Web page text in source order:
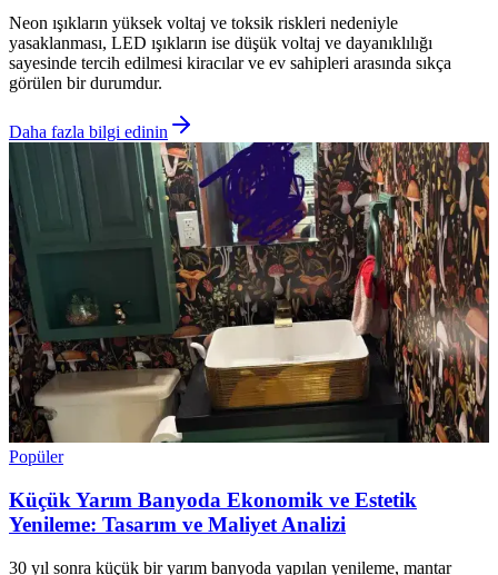
Neon ışıkların yüksek voltaj ve toksik riskleri nedeniyle
yasaklanması, LED ışıkların ise düşük voltaj ve dayanıklılığı
sayesinde tercih edilmesi kiracılar ve ev sahipleri arasında sıkça
görülen bir durumdur.
Daha fazla bilgi edinin
Popüler
Küçük Yarım Banyoda Ekonomik ve Estetik
Yenileme: Tasarım ve Maliyet Analizi
30 yıl sonra küçük bir yarım banyoda yapılan yenileme, mantar